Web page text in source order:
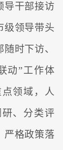
导干部接访
级领导带头
时下访、
动”工作体
领域，人
、分类评
严格政策落